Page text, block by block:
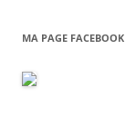
MA PAGE FACEBOOK